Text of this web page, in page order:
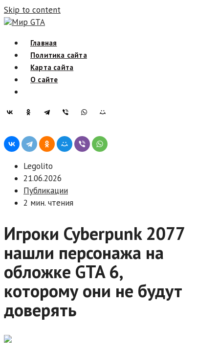
Skip to content
Мир GTA
Главная
Политика сайта
Карта сайта
О сайте
Legolito
21.06.2026
Публикации
2 мин. чтения
Игроки Cyberpunk 2077
нашли персонажа на
обложке GTA 6,
которому они не будут
доверять